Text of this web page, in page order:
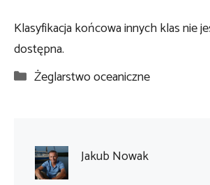
Klasyfikacja końcowa innych klas nie
dostępna.
Kategorie
Żeglarstwo oceaniczne
Jakub Nowak